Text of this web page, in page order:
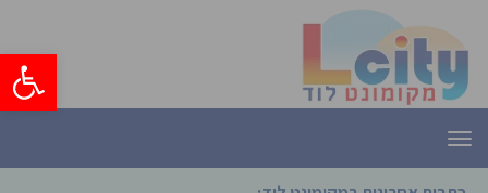
פתח
תפריט